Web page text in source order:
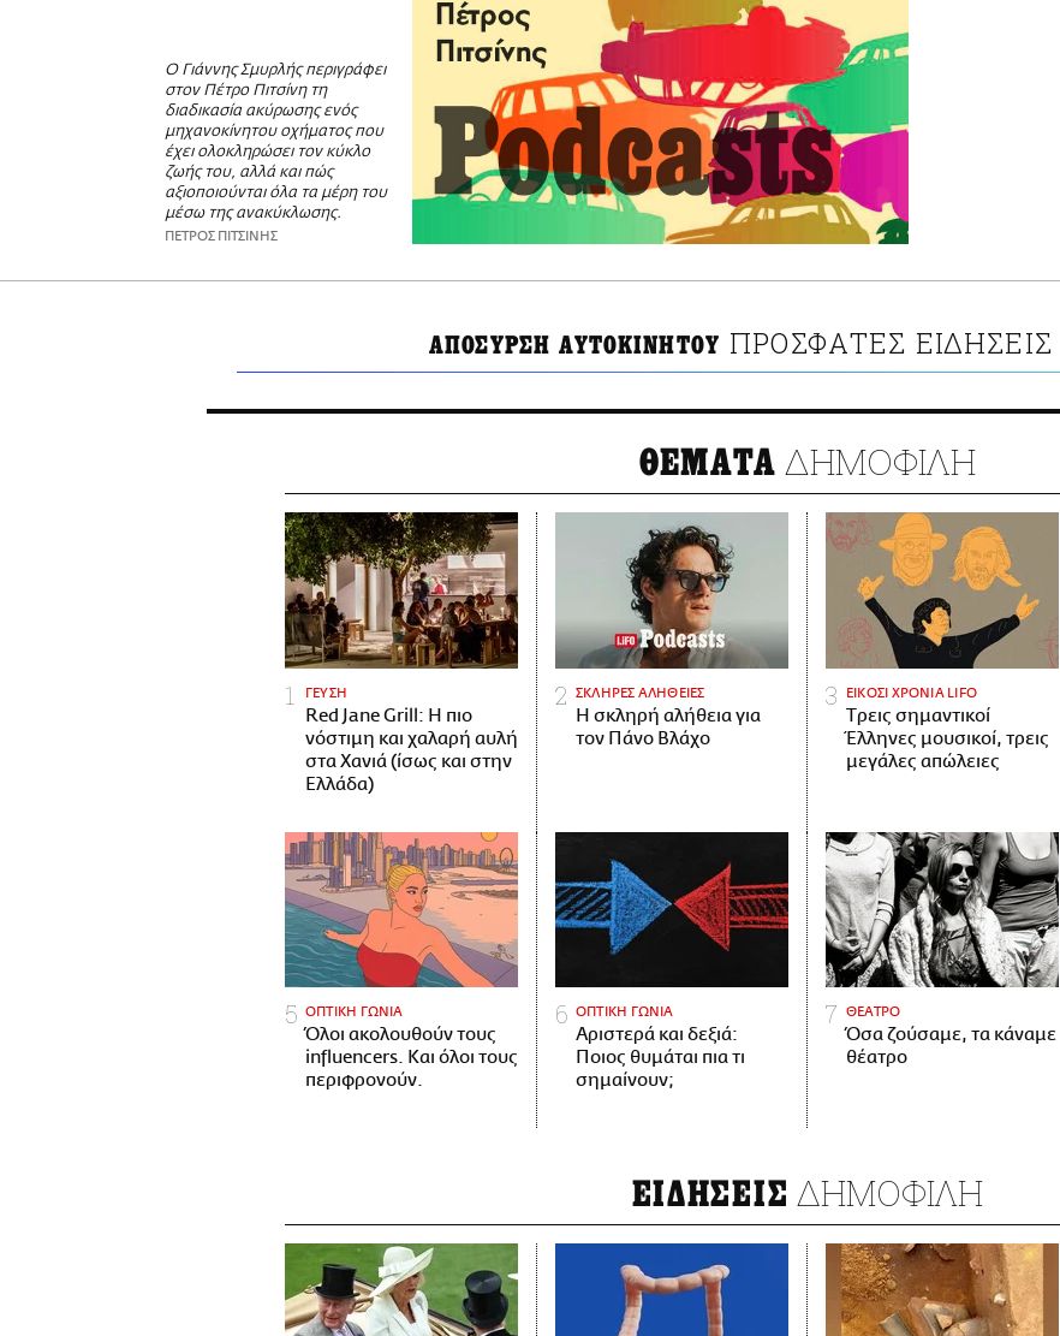
Ο Γιάννης Σμυρλής περιγράφει
στον Πέτρο Πιτσίνη τη
διαδικασία ακύρωσης ενός
μηχανοκίνητου οχήματος που
έχει ολοκληρώσει τον κύκλο
ζωής του, αλλά και πώς
αξιοποιούνται όλα τα μέρη του
μέσω της ανακύκλωσης.
ΠΕΤΡΟΣ ΠΙΤΣΙΝΗΣ
ΑΠΟΣΥΡΣΗ ΑΥΤΟΚΙΝΗΤΟΥ ΠΡΟΣΦΑΤΕΣ ΕΙΔΗΣΕΙΣ
ΘΕΜΑΤΑ ΔΗΜΟΦΙΛΗ
ΓΕΥΣΗ
Red Jane Grill: Η πιο
νόστιμη και χαλαρή αυλή
στα Χανιά (ίσως και στην
Ελλάδα)
ΣΚΛΗΡΕΣ ΑΛΗΘΕΙΕΣ
H σκληρή αλήθεια για
τον Πάνο Βλάχο
ΕΙΚΟΣΙ ΧΡΟΝΙΑ LIFO
Tρεις σημαντικοί
Έλληνες μουσικοί, τρεις
μεγάλες απώλειες
ΟΠΤΙΚΗ ΓΩΝΙΑ
Όλοι ακολουθούν τους
influencers. Και όλοι τους
περιφρονούν.
ΟΠΤΙΚΗ ΓΩΝΙΑ
Αριστερά και δεξιά:
Ποιος θυμάται πια τι
σημαίνουν;
ΘΕΑΤΡΟ
Όσα ζούσαμε, τα κάναμε
θέατρο
ΕΙΔΗΣΕΙΣ ΔΗΜΟΦΙΛΗ